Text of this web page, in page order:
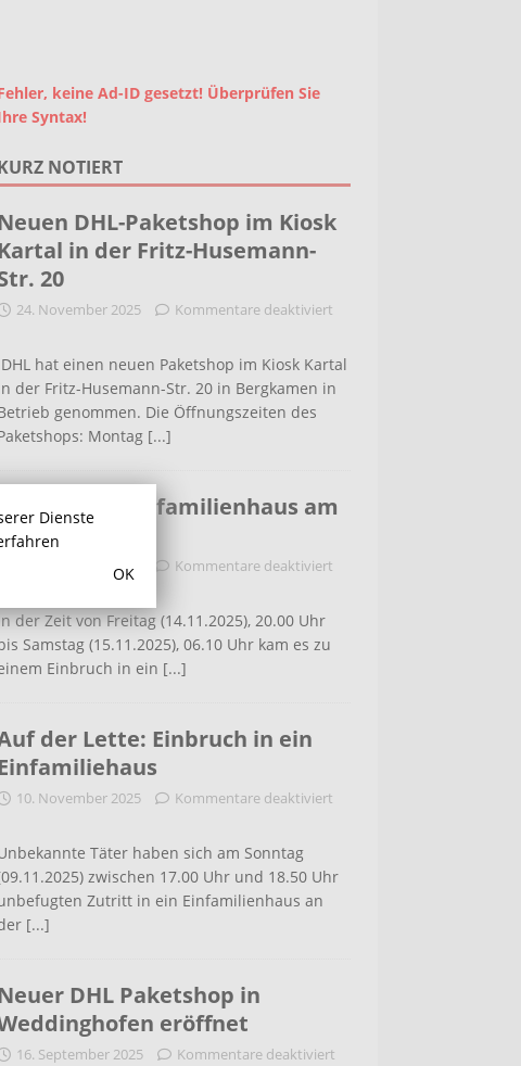
keine Ad-ID gesetzt! Überprüfen Sie
Syntax!
NOTIERT
DHL-Paketshop im Kiosk
in der Fritz-Husemann-
20
24. November 2025 Kommentare deaktiviert
DHL hat einen neuen Paketshop im Kiosk Kartal
der Fritz-Husemann-Str. 20 in Bergkamen in
genommen. Die Öffnungszeiten des
Montag [...]
Einbruch in Einfamilienhaus am
16. November 2025 Kommentare deaktiviert
der Zeit von Freitag (14.11.2025), 20.00 Uhr
Samstag (15.11.2025), 06.10 Uhr kam es zu
Einbruch in ein [...]
der Lette: Einbruch in ein
10. November 2025 Kommentare deaktiviert
Täter haben sich am Sonntag
zwischen 17.00 Uhr und 18.50 Uhr
Zutritt in ein Einfamilienhaus an
[...]
DHL Paketshop in
eröffnet
16. September 2025 Kommentare deaktiviert
Dienste
OK